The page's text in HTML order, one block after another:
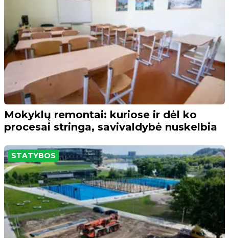
Mokyklų remontai: kuriose ir dėl ko
procesai stringa, savivaldybė nuskelbia
STATYBOS